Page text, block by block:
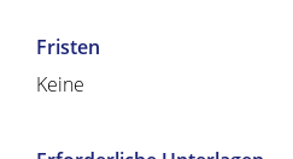
Fristen
Keine